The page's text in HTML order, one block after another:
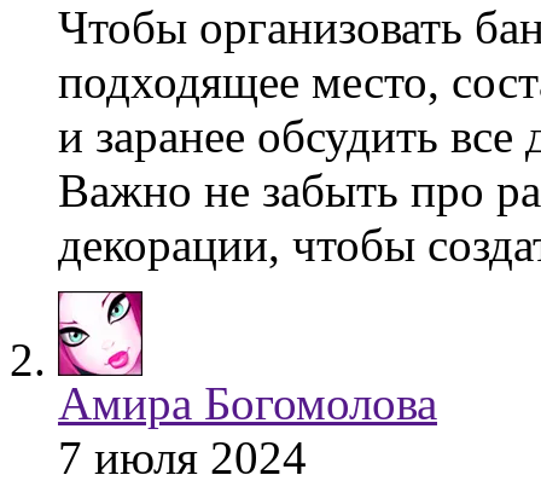
Чтобы организовать
подходящее место,
и заранее обсудить все
Важно не забыть про
декорации, чтобы
Амира Богомолова
7 июля 2024